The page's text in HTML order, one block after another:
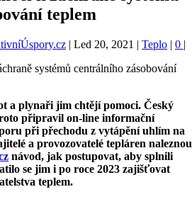
teplem
| Led 20, 2021 | Teplo | 0 |
a plynaři jim chtějí pomoci. Český
připravil on-line informační
při přechodu z vytápění uhlím na
a provozovatelé tepláren naleznou
návod, jak postupovat, aby splnili
se jim i po roce 2023 zajišťovat
teplem.